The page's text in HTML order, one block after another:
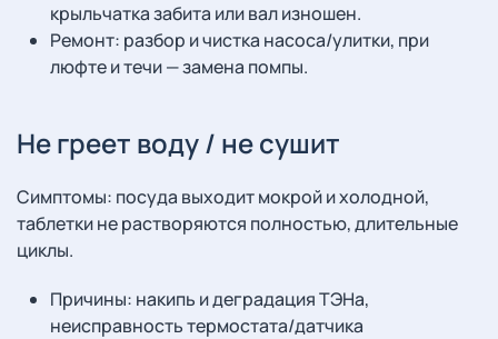
крыльчатка забита или вал изношен.
Ремонт: разбор и чистка насоса/улитки, при
люфте и течи — замена помпы.
Не греет воду / не сушит
Симптомы: посуда выходит мокрой и холодной,
таблетки не растворяются полностью, длительные
циклы.
Причины: накипь и деградация ТЭНа,
неисправность термостата/датчика